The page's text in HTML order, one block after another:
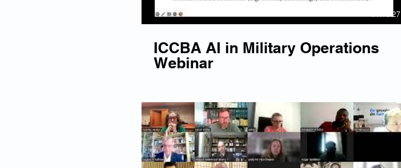
01:18:27
ICCBA AI in Military Operations
Webinar